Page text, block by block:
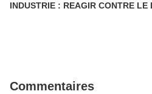
INDUSTRIE : REAGIR CONTRE LE
Commentaires